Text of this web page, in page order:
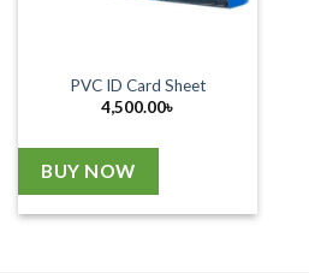
PVC ID Card Sheet
4,500.00৳
BUY NOW